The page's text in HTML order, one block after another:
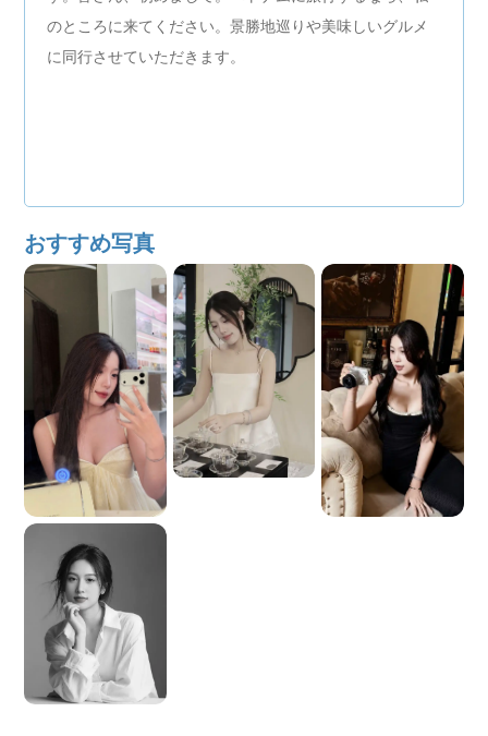
のところに来てください。景勝地巡りや美味しいグルメ
に同行させていただきます。
おすすめ写真